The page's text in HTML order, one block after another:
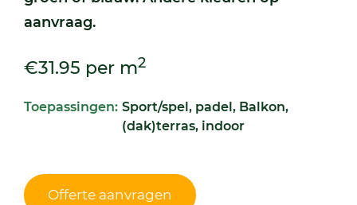
aanvraag.
€31.95 per m2
Toepassingen: Sport/spel, padel, Balkon,
(dak)terras, indoor
Offerte aanvragen